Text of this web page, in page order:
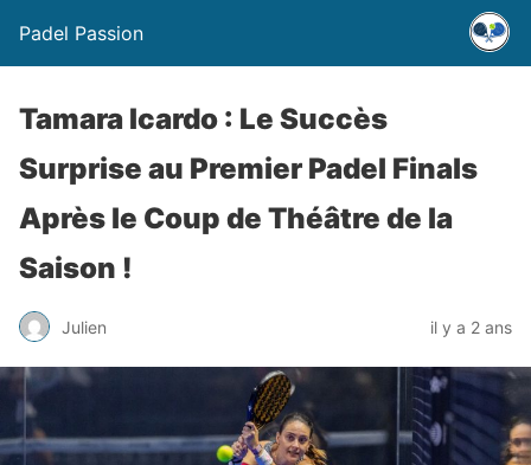
Padel Passion
Tamara Icardo : Le Succès
Surprise au Premier Padel Finals
Après le Coup de Théâtre de la
Saison !
Julien il y a 2 ans